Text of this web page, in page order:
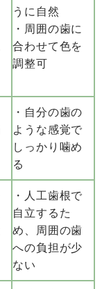
うに自然
・周囲の歯に
合わせて色を
調整可
・自分の歯の
ような感覚で
しっかり噛め
る
・人工歯根で
自立するた
め、周囲の歯
への負担が少
ない